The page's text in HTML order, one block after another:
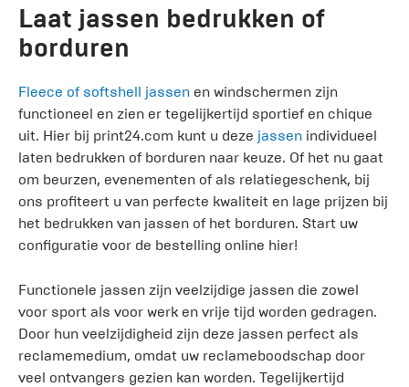
Laat jassen bedrukken of
borduren
Fleece of softshell jassen en windschermen zijn
functioneel en zien er tegelijkertijd sportief en chique
uit. Hier bij print24.com kunt u deze jassen individueel
laten bedrukken of borduren naar keuze. Of het nu gaat
om beurzen, evenementen of als relatiegeschenk, bij
ons profiteert u van perfecte kwaliteit en lage prijzen bij
het bedrukken van jassen of het borduren. Start uw
configuratie voor de bestelling online hier!
Functionele jassen zijn veelzijdige jassen die zowel
voor sport als voor werk en vrije tijd worden gedragen.
Door hun veelzijdigheid zijn deze jassen perfect als
reclamemedium, omdat uw reclameboodschap door
veel ontvangers gezien kan worden. Tegelijkertijd